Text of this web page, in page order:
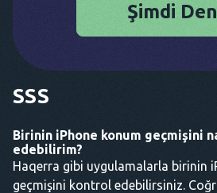
Şimdi
SSS
Birinin iPhone konum geçmişini
edebilirim?
Haqerra gibi uygulamalarla birinin
geçmişini kontrol edebilirsiniz.